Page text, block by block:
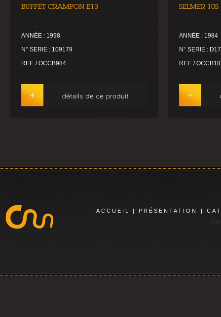
BUFFET CRAMPON E13
ANNÉE : 1998
N° SERIE : 109179
REF. / OCCB984
SELMER 10S
ANNÉE : 1984
N° SERIE :
REF. /
ACCUEIL |PRÉSENTATION |